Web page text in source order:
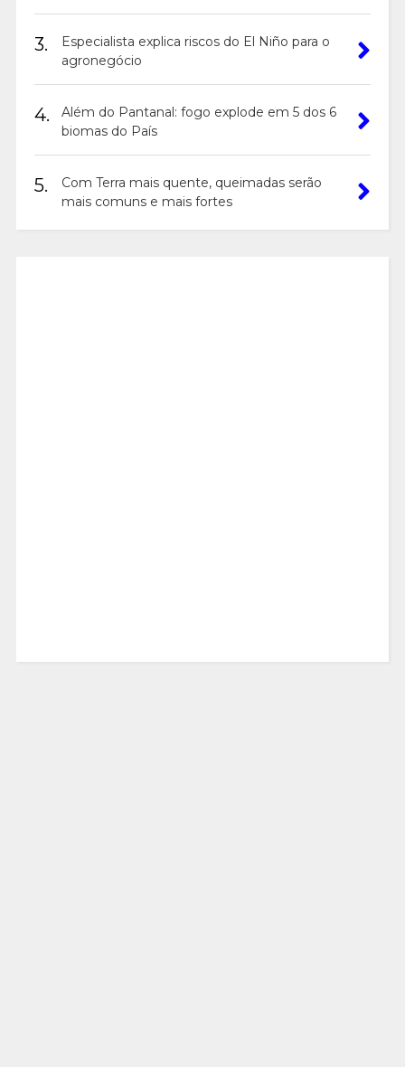
3.
Especialista explica riscos do El Niño para o
agronegócio
4.
Além do Pantanal: fogo explode em 5 dos 6
biomas do País
5.
Com Terra mais quente, queimadas serão
mais comuns e mais fortes